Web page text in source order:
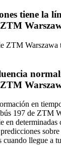
tiene la
ZTM Warszawa
en
197 de ZTM
en determinadas
llegue a